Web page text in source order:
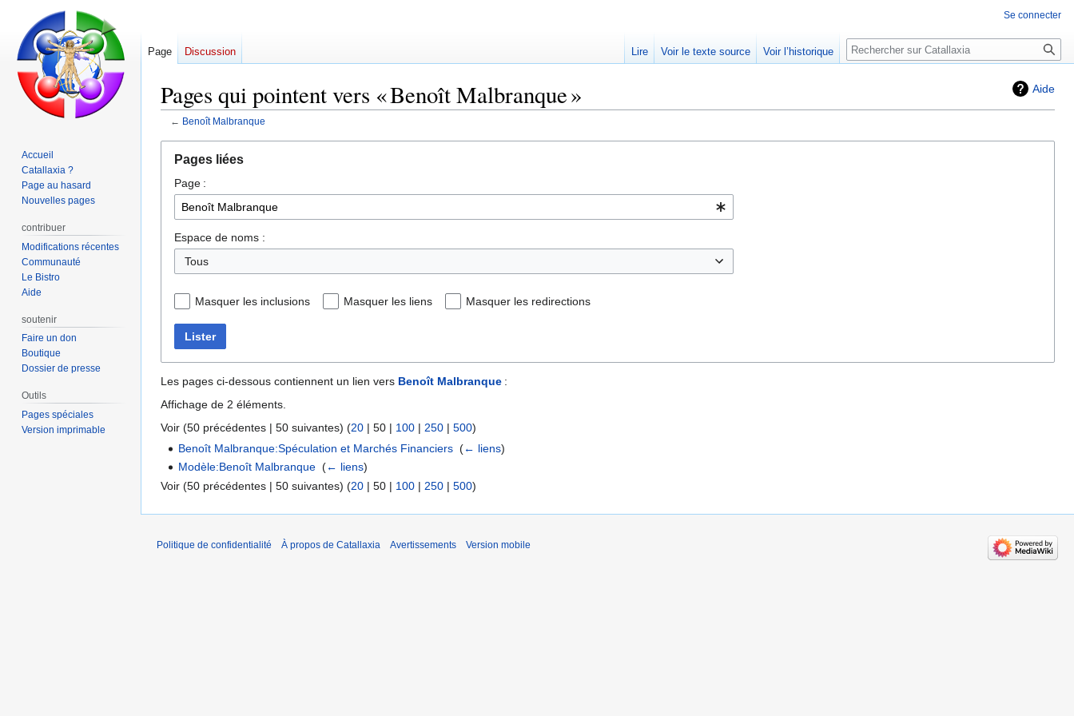
Aide
Pages qui pointent vers « Benoît Malbranque »
← Benoît Malbranque
navigation
recherche
Pages liées
Page :
Espace de noms :
Tous
Masquer les inclusions Masquer les liens Masquer les redirections
Lister
Les pages ci-dessous contiennent un lien vers Benoît Malbranque :
Affichage de 2 éléments.
Voir (50 précédentes | 50 suivantes) (20 | 50 | 100 | 250 | 500)
Benoît Malbranque:Spéculation et Marchés Financiers ‎(← liens)
Modèle:Benoît Malbranque ‎(← liens)
Voir (50 précédentes | 50 suivantes) (20 | 50 | 100 | 250 | 500)
Se connecter
Page Discussion Lire Voir le texte source Voir l’historique Rechercher
Accueil
Catallaxia ?
Page au hasard
Nouvelles pages
contribuer
Modifications récentes
Communauté
Le Bistro
Aide
soutenir
Faire un don
Boutique
Dossier de presse
Outils
Pages spéciales
Version imprimable
Politique de confidentialité À propos de Catallaxia Avertissements Version mobile